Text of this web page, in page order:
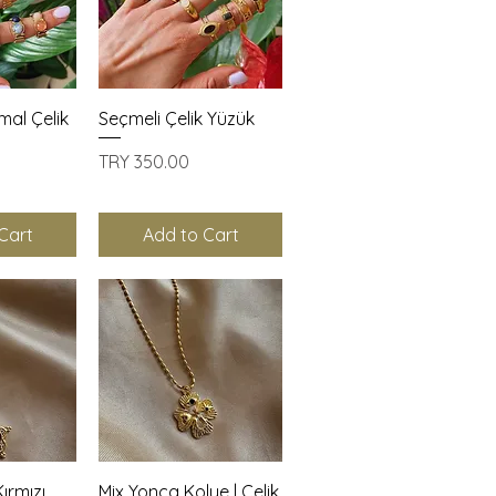
Çelik
Quick View
Seçmeli Çelik Yüzük
Price
TRY 350.00
Add to Cart
Quick View